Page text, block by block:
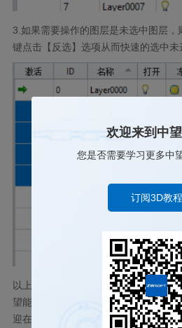
3.如果需要操作的图层是未选中图层
键点击【反选】选项从而快速的选中未
以上就是关于
建模软件怎样批量打
望能对小伙伴们有一些启发和思考，
迎在评论区留下你的想法。
欢迎来到中
您是否需要学习更多中
订阅3D教程